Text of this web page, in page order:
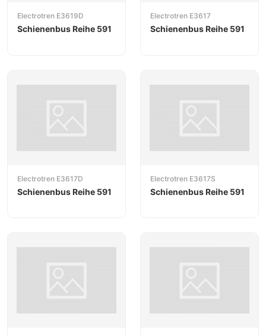
Electrotren E3619D
Schienenbus Reihe 591
Electrotren E3617
Schienenbus Reihe 591
Electrotren E3617D
Schienenbus Reihe 591
Electrotren E3617S
Schienenbus Reihe 591